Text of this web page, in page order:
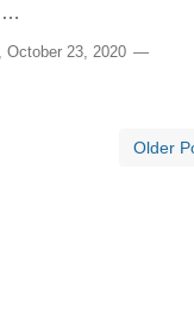
October 23, 2020
Older